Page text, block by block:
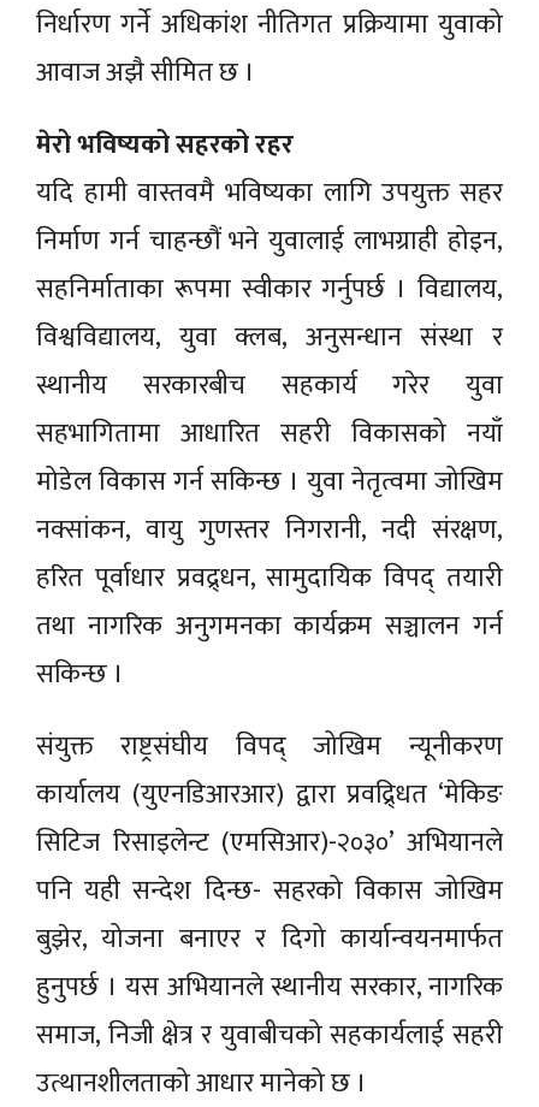
निर्धारण गर्ने अधिकांश नीतिगत प्रक्रियामा युवाको
आवाज अझै सीमित छ ।
मेरो भविष्यको सहरको रहर
यदि हामी वास्तवमै भविष्यका लागि उपयुक्त सहर
निर्माण गर्न चाहन्छौं भने युवालाई लाभग्राही होइन,
सहनिर्माताका रूपमा स्वीकार गर्नुपर्छ । विद्यालय,
विश्वविद्यालय, युवा क्लब, अनुसन्धान संस्था र
स्थानीय सरकारबीच सहकार्य गरेर युवा
सहभागितामा आधारित सहरी विकासको नयाँ
मोडेल विकास गर्न सकिन्छ । युवा नेतृत्वमा जोखिम
नक्सांकन, वायु गुणस्तर निगरानी, नदी संरक्षण,
हरित पूर्वाधार प्रवद्र्धन, सामुदायिक विपद् तयारी
तथा नागरिक अनुगमनका कार्यक्रम सञ्चालन गर्न
सकिन्छ ।
संयुक्त राष्ट्रसंघीय विपद् जोखिम न्यूनीकरण
कार्यालय (युएनडिआरआर) द्वारा प्रवद्र्धित ‘मेकिङ
सिटिज रिसाइलेन्ट (एमसिआर)-२०३०’ अभियानले
पनि यही सन्देश दिन्छ- सहरको विकास जोखिम
बुझेर, योजना बनाएर र दिगो कार्यान्वयनमार्फत
हुनुपर्छ । यस अभियानले स्थानीय सरकार, नागरिक
समाज, निजी क्षेत्र र युवाबीचको सहकार्यलाई सहरी
उत्थानशीलताको आधार मानेको छ ।